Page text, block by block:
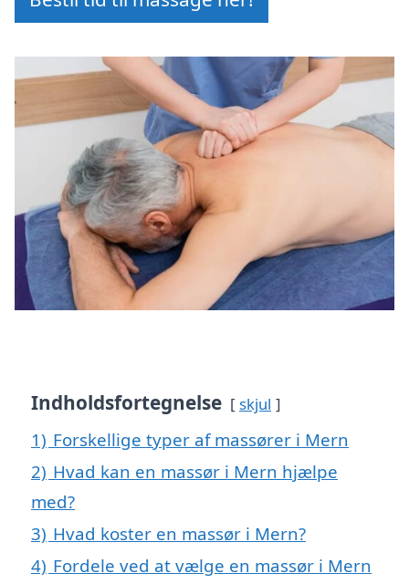
Indholdsfortegnelse skjul
1) Forskellige typer af massører i Mern
2) Hvad kan en massør i Mern hjælpe
med?
3) Hvad koster en massør i Mern?
4) Fordele ved at vælge en massør i Mern